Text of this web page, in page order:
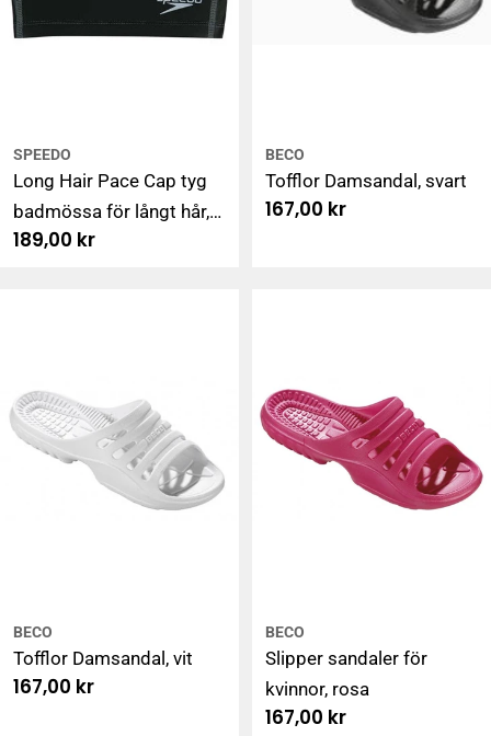
SPEEDO
Long Hair Pace Cap tyg
badmössa för långt hår,
svart
Ordinarie
189,00 kr
BECO
Tofflor Damsandal, svart
Ordinarie
167,00 kr
BECO
Tofflor Damsandal, vit
Ordinarie
167,00 kr
BECO
Slipper sandaler för
kvinnor, rosa
Ordinarie
167,00 kr